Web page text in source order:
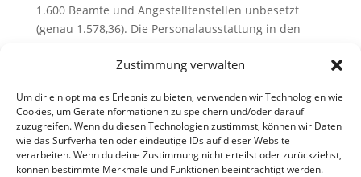
Zustimmung verwalten
Um dir ein optimales Erlebnis zu bieten, verwenden wir Technologien wie
Cookies, um Geräteinformationen zu speichern und/oder darauf
zuzugreifen. Wenn du diesen Technologien zustimmst, können wir Daten
wie das Surfverhalten oder eindeutige IDs auf dieser Website
verarbeiten. Wenn du deine Zustimmung nicht erteilst oder zurückziehst,
können bestimmte Merkmale und Funktionen beeinträchtigt werden.
1.600 Beamte und Angestelltenstellen unbesetzt
(genau 1.578,36). Die Personalausstattung in den
Ministerien ist im Jahr 2016 um rd. 230
Mitarbeiterinnen und Mitarbeiter gestiegen (genau